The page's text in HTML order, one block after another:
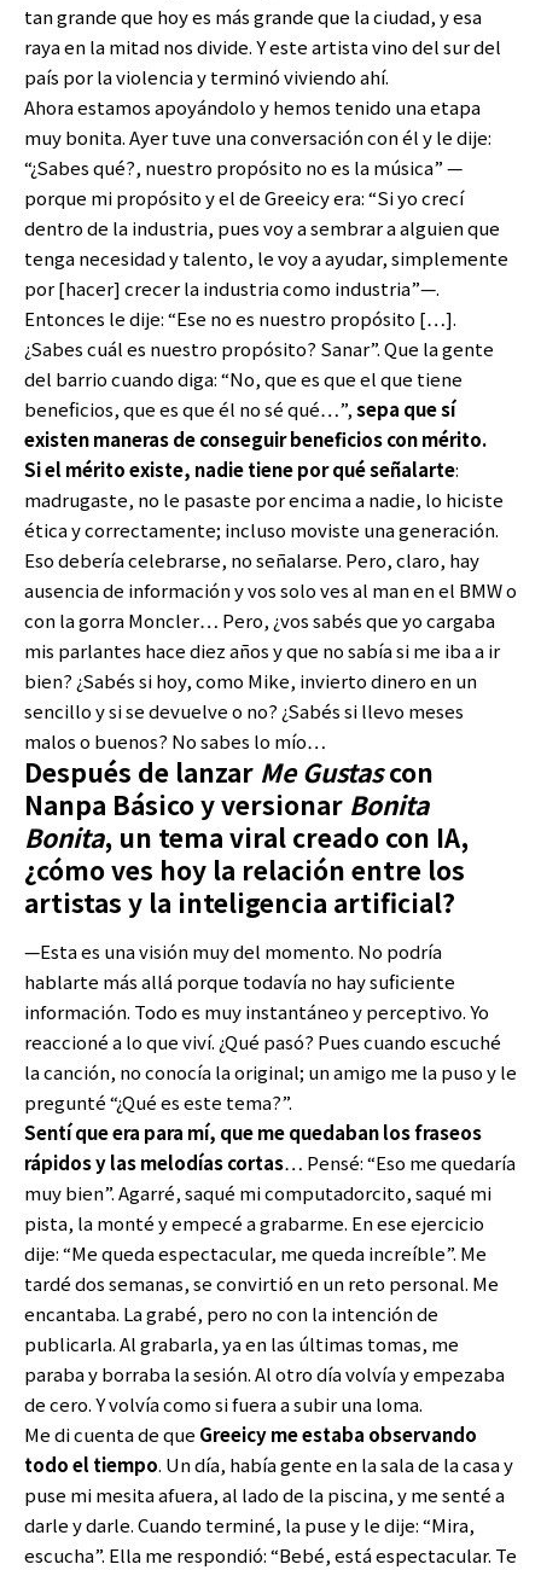
tan grande que hoy es más grande que la ciudad, y esa
raya en la mitad nos divide. Y este artista vino del sur del
país por la violencia y terminó viviendo ahí.
Ahora estamos apoyándolo y hemos tenido una etapa
muy bonita. Ayer tuve una conversación con él y le dije:
“¿Sabes qué?, nuestro propósito no es la música” —
porque mi propósito y el de Greeicy era: “Si yo crecí
dentro de la industria, pues voy a sembrar a alguien que
tenga necesidad y talento, le voy a ayudar, simplemente
por [hacer] crecer la industria como industria”—.
Entonces le dije: “Ese no es nuestro propósito […].
¿Sabes cuál es nuestro propósito? Sanar”. Que la gente
del barrio cuando diga: “No, que es que el que tiene
beneficios, que es que él no sé qué…”,sepa que sí
existen maneras de conseguir beneficios con mérito.
Si el mérito existe, nadie tiene por qué señalarte:
madrugaste, no le pasaste por encima a nadie, lo hiciste
ética y correctamente; incluso moviste una generación.
Eso debería celebrarse, no señalarse. Pero, claro, hay
ausencia de información y vos solo ves al man en el BMW o
con la gorra Moncler… Pero, ¿vos sabés que yo cargaba
mis parlantes hace diez años y que no sabía si me iba a ir
bien? ¿Sabés si hoy, como Mike, invierto dinero en un
sencillo y si se devuelve o no? ¿Sabés si llevo meses
malos o buenos? No sabes lo mío…
Después de lanzar Me Gustascon
Nanpa Básico y versionar Bonita
Bonita, un tema viral creado con IA,
¿cómo ves hoy la relación entre los
artistas y la inteligencia artificial?
—Esta es una visión muy del momento. No podría
hablarte más allá porque todavía no hay suficiente
información. Todo es muy instantáneo y perceptivo. Yo
reaccioné a lo que viví. ¿Qué pasó? Pues cuando escuché
la canción, no conocía la original; un amigo me la puso y le
pregunté “¿Qué es este tema?”.
Sentí que era para mí, que me quedaban los fraseos
rápidos y las melodías cortas… Pensé: “Eso me quedaría
muy bien”. Agarré, saqué mi computadorcito, saqué mi
pista, la monté y empecé a grabarme. En ese ejercicio
dije: “Me queda espectacular, me queda increíble”. Me
tardé dos semanas, se convirtió en un reto personal. Me
encantaba. La grabé, pero no con la intención de
publicarla. Al grabarla, ya en las últimas tomas, me
paraba y borraba la sesión. Al otro día volvía y empezaba
de cero. Y volvía como si fuera a subir una loma.
Me di cuenta de que Greeicy me estaba observando
todo el tiempo. Un día, había gente en la sala de la casa y
puse mi mesita afuera, al lado de la piscina, y me senté a
darle y darle. Cuando terminé, la puse y le dije: “Mira,
escucha”. Ella me respondió: “Bebé, está espectacular. Te